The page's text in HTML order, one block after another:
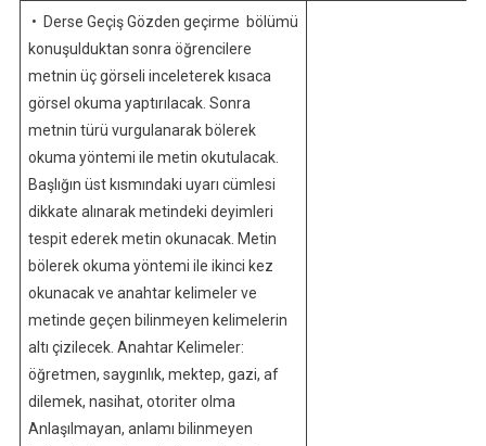
• Derse Geçiş Gözden geçirme bölümü
konuşulduktan sonra öğrencilere
metnin üç görseli inceleterek kısaca
görsel okuma yaptırılacak. Sonra
metnin türü vurgulanarak bölerek
okuma yöntemi ile metin okutulacak.
Başlığın üst kısmındaki uyarı cümlesi
dikkate alınarak metindeki deyimleri
tespit ederek metin okunacak. Metin
bölerek okuma yöntemi ile ikinci kez
okunacak ve anahtar kelimeler ve
metinde geçen bilinmeyen kelimelerin
altı çizilecek. Anahtar Kelimeler:
öğretmen, saygınlık, mektep, gazi, af
dilemek, nasihat, otoriter olma
Anlaşılmayan, anlamı bilinmeyen